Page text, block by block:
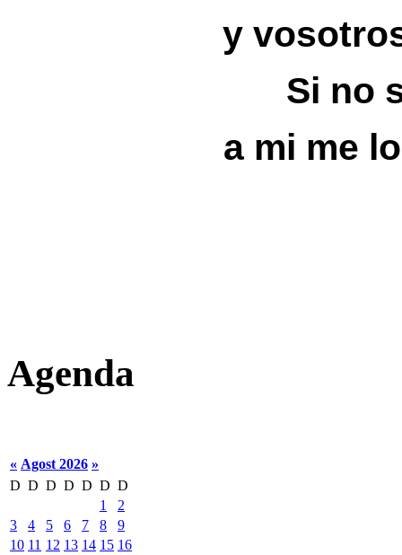
y
Si no
a mi me
Agenda
« Agost 2026 »
D D D D D D D
1
2
3
4 5 6 7 8
9
10 11 12 13 14 15 16